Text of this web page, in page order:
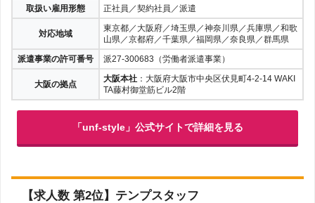
取扱い雇用形態
正社員／契約社員／派遣
対応地域
東京都／大阪府／埼玉県／神奈川県／兵庫県／和歌
山県／京都府／千葉県／福岡県／奈良県／群馬県
派遣事業の許可番号
派27-300683（労働者派遣事業）
大阪の拠点
大阪本社 ：大阪府大阪市中央区伏見町4-2-14 WAKI
TA藤村御堂筋ビル2階
「unf-style」公式サイトで詳細を見る
【求人数 第2位】テンプスタッフ